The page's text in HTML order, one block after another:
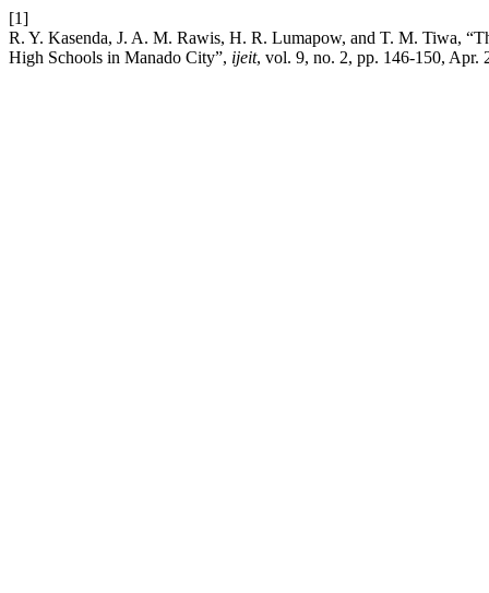
[1]
R. Y. Kasenda, J. A. M. Rawis, H. R. Lumapow, and T. M. Tiwa,
High Schools in Manado City”, ijeit, vol. 9, no. 2, pp. 146-150, Apr.